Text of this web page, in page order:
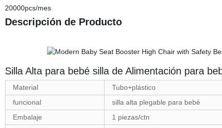
20000pcs/mes
Descripción de Producto
Silla Alta para bebé silla de Alimentación para
Material
Tubo+plástico
funcional
silla alta plegable para bebé
Embalaje
1 piezas/ctn